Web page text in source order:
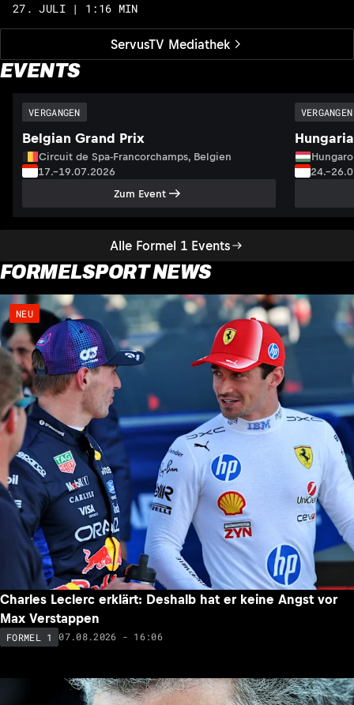
ServusTV Mediathek
27. JULI | 1:16 MIN
EVENTS
Alle Formel 1 Events
VERGANGEN
Belgian Grand Prix
Circuit de Spa-Francorchamps, Belgien
17.–19.07.2026
Zum Event
VERGANGEN
FORMELSPORT NEWS
NEU
Charles Leclerc erklärt: Deshalb hat er keine Angst vor
Max Verstappen
FORMEL 1 07.08.2026 - 16:06